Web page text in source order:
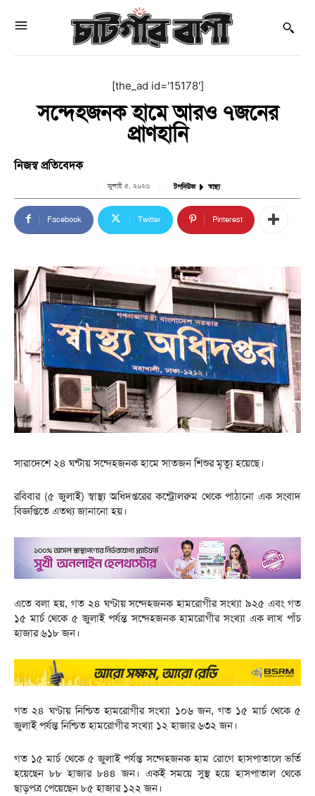
[the_ad id='15178']
সন্দেহজনক হামে আরও ৭জনের
প্রাণহানি
নিজস্ব প্রতিবেদক
জুলাই ৫, ২০২৬ টপনিউজ স্বাস্থ্য
Facebook Twitter Pinterest
সারাদেশে ২৪ ঘন্টায় সন্দেহজনক হামে সাতজন শিশুর মৃত্যু হয়েছে।
রবিবার (৫ জুলাই) স্বাস্থ্য অধিদপ্তরের কন্ট্রোলরুম থেকে পাঠানো এক সংবাদ
বিজ্ঞপ্তিতে এতথ্য জানানো হয়।
এতে বলা হয়, গত ২৪ ঘণ্টায় সন্দেহজনক হামরোগীর সংখ্যা ৯২৫ এবং গত
১৫ মার্চ থেকে ৫ জুলাই পর্যন্ত সন্দেহজনক হামরোগীর সংখ্যা এক লাখ পাঁচ
হাজার ৬১৮ জন।
গত ২৪ ঘণ্টায় নিশ্চিত হামরোগীর সংখ্যা ১০৬ জন, গত ১৫ মার্চ থেকে ৫
জুলাই পর্যন্ত নিশ্চিত হামরোগীর সংখ্যা ১২ হাজার ৬৩২ জন।
গত ১৫ মার্চ থেকে ৫ জুলাই পর্যন্ত সন্দেহজনক হাম রোগে হাসপাতালে ভর্তি
হয়েছেন ৮৮ হাজার ৮৪৪ জন। একই সময়ে সুস্থ হয়ে হাসপাতাল থেকে
ছাড়পত্র পেয়েছেন ৮৫ হাজার ১২২ জন।